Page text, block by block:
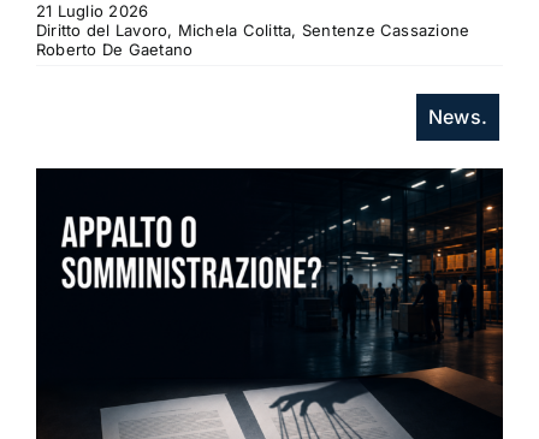
21 Luglio 2026
Diritto del Lavoro, Michela Colitta, Sentenze Cassazione
Roberto De Gaetano
News.